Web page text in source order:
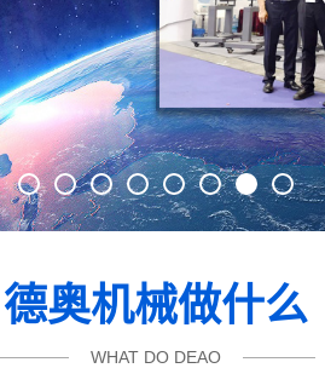
2 3 4 5 6 7 8
德奥机械做什么
WHAT DO DEAO